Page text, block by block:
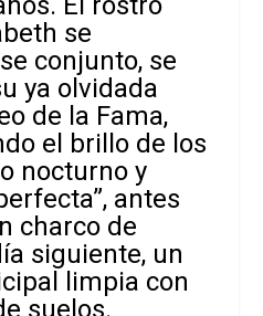
se
conjunto, se
ya olvidada
de la Fama,
el brillo de los
nocturno y
antes
charco de
siguiente, un
limpia con